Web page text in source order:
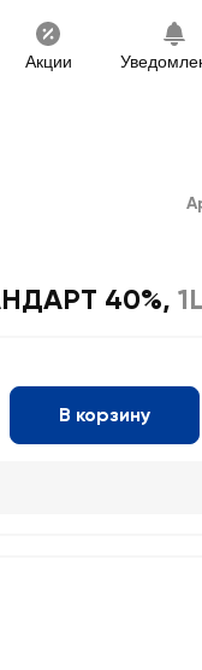
Акции
40%, 1L
В корзину